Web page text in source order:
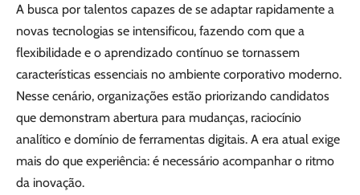
A busca por talentos capazes de se adaptar rapidamente a
novas tecnologias se intensificou, fazendo com que a
flexibilidade e o aprendizado contínuo se tornassem
características essenciais no ambiente corporativo moderno.
Nesse cenário, organizações estão priorizando candidatos
que demonstram abertura para mudanças, raciocínio
analítico e domínio de ferramentas digitais. A era atual exige
mais do que experiência: é necessário acompanhar o ritmo
da inovação.